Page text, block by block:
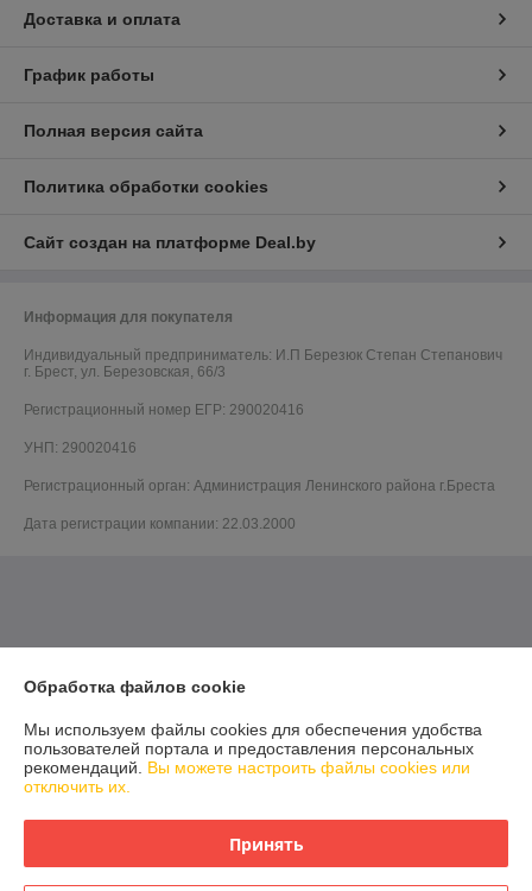
Доставка и оплата
График работы
Полная версия сайта
Политика обработки cookies
Сайт создан на платформе Deal.by
Информация для покупателя
Индивидуальный предприниматель: И.П Березюк Степан Степанович
г. Брест, ул. Березовская, 66/3
Регистрационный номер ЕГР: 290020416
УНП: 290020416
Регистрационный орган: Администрация Ленинского района г.Бреста
Дата регистрации компании: 22.03.2000
Обработка файлов cookie
Мы используем файлы cookies для обеспечения удобства
пользователей портала и предоставления персональных
рекомендаций. Вы можете настроить файлы cookies или
отключить их.
Принять